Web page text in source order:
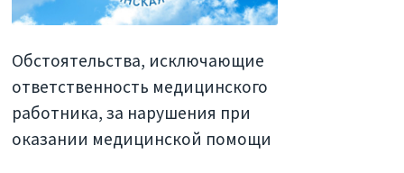
Обстоятельства, исключающие
ответственность медицинского
работника, за нарушения при
оказании медицинской помощи